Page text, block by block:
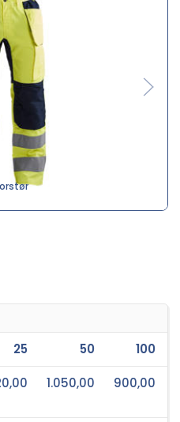
25 50 100
1.050,00 900,00